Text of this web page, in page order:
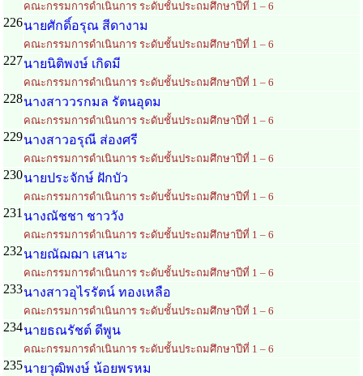
คณะกรรมการดำเนินการ ระดับชั้นประถมศึกษาปีที่ 1 – 6
226นายศักดิ์อรุณ สีดางาม
คณะกรรมการดำเนินการ ระดับชั้นประถมศึกษาปีที่ 1 – 6
227นายนิติพงษ์ เกิดมี
คณะกรรมการดำเนินการ ระดับชั้นประถมศึกษาปีที่ 1 – 6
228นางสาววรกมล รัตนอุดม
คณะกรรมการดำเนินการ ระดับชั้นประถมศึกษาปีที่ 1 – 6
229นางสาวอรุณี ส่องศรี
คณะกรรมการดำเนินการ ระดับชั้นประถมศึกษาปีที่ 1 – 6
230นายประจักษ์ ฝักบัว
คณะกรรมการดำเนินการ ระดับชั้นประถมศึกษาปีที่ 1 – 6
231 นางณัชชา ชาววัง
คณะกรรมการดำเนินการ ระดับชั้นประถมศึกษาปีที่ 1 – 6
232นายณัฌฌา เสนาะ
คณะกรรมการดำเนินการ ระดับชั้นประถมศึกษาปีที่ 1 – 6
233นางสาวอุไรรัตน์ ทองเหลือ
คณะกรรมการดำเนินการ ระดับชั้นประถมศึกษาปีที่ 1 – 6
234นายธณรัชต์ ดีพูน
คณะกรรมการดำเนินการ ระดับชั้นประถมศึกษาปีที่ 1 – 6
235นายวุฒิพงษ์ น้อยพรหม